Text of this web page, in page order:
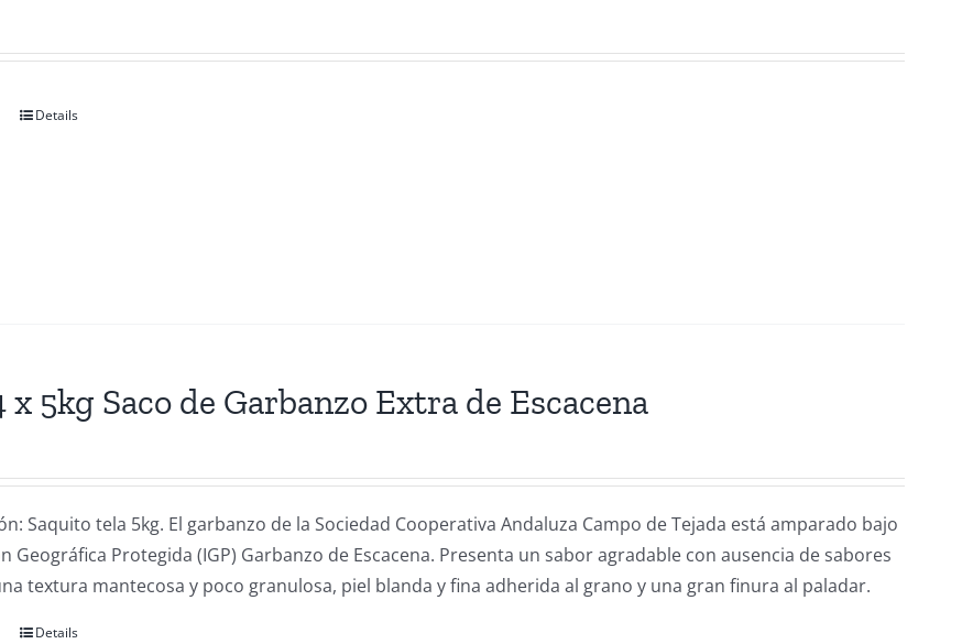
Details
x 5kg Saco de Garbanzo Extra de Escacena
Saquito tela 5kg. El garbanzo de la Sociedad Cooperativa Andaluza Campo de Tejada está amparado bajo
Geográfica Protegida (IGP) Garbanzo de Escacena. Presenta un sabor agradable con ausencia de sabores
textura mantecosa y poco granulosa, piel blanda y fina adherida al grano y una gran finura al paladar.
Details